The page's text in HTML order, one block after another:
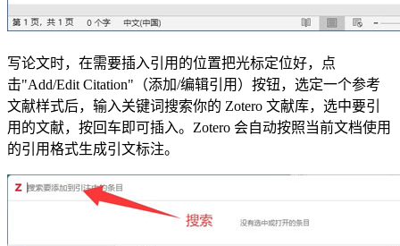
写论文时，在需要插入引用的位置把光标定位好，点
击"Add/Edit Citation"（添加/编辑引用）按钮，选定一个参考
文献样式后，输入关键词搜索你的 Zotero 文献库，选中要引
用的文献，按回车即可插入。Zotero 会自动按照当前文档使用
的引用格式生成引文标注。